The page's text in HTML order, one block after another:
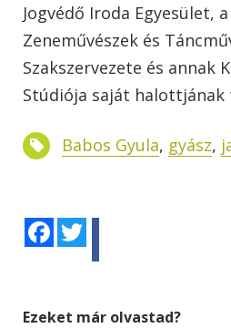
Jogvédő Iroda Egyesület,
Zeneművészek és
Szakszervezete és annak
Stúdiója saját halottjának
Babos Gyula, gyász,
Facebook
Ezeket már olvastad?